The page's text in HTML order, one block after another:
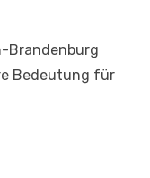
Brandenburg
Bedeutung für